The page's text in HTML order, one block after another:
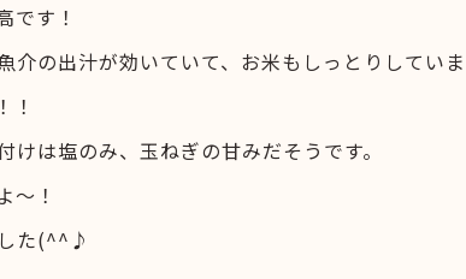
です！
の出汁が効いていて、お米もしっとりしていま
！
は塩のみ、玉ねぎの甘みだそうです。
～！
た(^^♪